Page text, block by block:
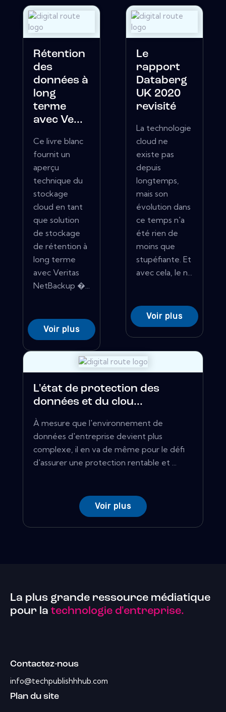
Rétention
des
données à
long
terme
avec Ve...
Ce livre blanc
fournit un
aperçu
technique du
stockage
cloud en tant
que solution
de stockage
de rétention à
long terme
avec Veritas
NetBackup �...
Voir plus
Le
rapport
Databerg
UK 2020
revisité
La technologie
cloud ne
existe pas
depuis
longtemps,
mais son
évolution dans
ce temps n'a
été rien de
moins que
stupéfiante. Et
avec cela, le n...
Voir plus
L'état de protection des
données et du clou...
À mesure que l'environnement de
données d'entreprise devient plus
complexe, il en va de même pour le défi
d'assurer une protection rentable et ...
Voir plus
La plus grande ressource médiatique
pour la technologie d'entreprise.
Contactez-nous
info@techpublishhhub.com
Plan du site